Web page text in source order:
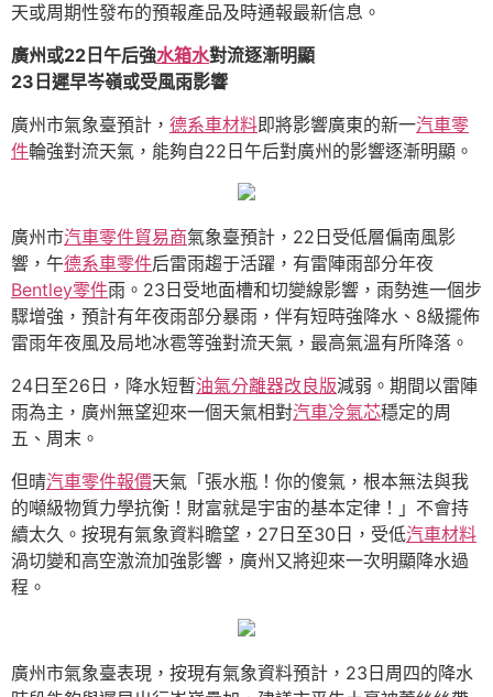
天或周期性發布的預報產品及時通報最新信息。
廣州或22日午后強水箱水對流逐漸明顯
23日遲早岑嶺或受風雨影響
廣州市氣象臺預計， 德系車材料即將影響廣東的新一汽車零
件輪強對流天氣，能夠自22日午后對廣州的影響逐漸明顯。
廣州市汽車零件貿易商氣象臺預計，22日受低層偏南風影
響，午德系車零件后雷雨趨于活躍，有雷陣雨部分年夜
Bentley零件雨。23日受地面槽和切變線影響，雨勢進一個步
驟增強，預計有年夜雨部分暴雨，伴有短時強降水、8級擺佈
雷雨年夜風及局地冰雹等強對流天氣，最高氣溫有所降落。
24日至26日，降水短暫油氣分離器改良版減弱。期間以雷陣
雨為主，廣州無望迎來一個天氣相對汽車冷氣芯穩定的周
五、周末。
但晴汽車零件報價天氣「張水瓶！你的傻氣，根本無法與我
的噸級物質力學抗衡！財富就是宇宙的基本定律！」不會持
續太久。按現有氣象資料瞻望，27日至30日，受低汽車材料
渦切變和高空激流加強影響，廣州又將迎來一次明顯降水過
程。
廣州市氣象臺表現，按現有氣象資料預計，23日周四的降水